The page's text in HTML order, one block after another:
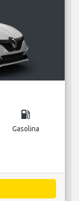
local_gas_station
Gasolina